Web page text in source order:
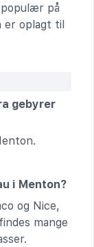
på
er oplagt til
gebyrer
i Menton?
og Nice,
mange